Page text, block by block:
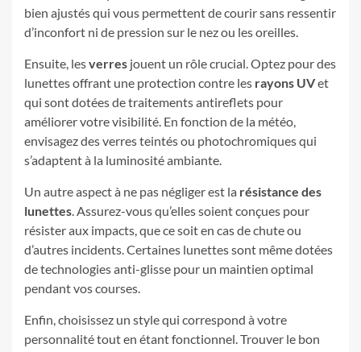
bien ajustés qui vous permettent de courir sans ressentir
d’inconfort ni de pression sur le nez ou les oreilles.
Ensuite, lesverres jouent un rôle crucial. Optez pour des
lunettes offrant une protection contre les rayons UVet
qui sont dotées de traitements antireflets pour
améliorer votre visibilité. En fonction de la météo,
envisagez des verres teintés ou photochromiques qui
s’adaptent à la luminosité ambiante.
Un autre aspect à ne pas négliger est la résistance des
lunettes. Assurez-vous qu’elles soient conçues pour
résister aux impacts, que ce soit en cas de chute ou
d’autres incidents. Certaines lunettes sont même dotées
de technologies anti-glisse pour un maintien optimal
pendant vos courses.
Enfin, choisissez un style qui correspond à votre
personnalité tout en étant fonctionnel. Trouver le bon